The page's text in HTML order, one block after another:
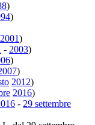
)
)
2001)
- 2003)
)
)
2012)
2016)
- 29 settembre